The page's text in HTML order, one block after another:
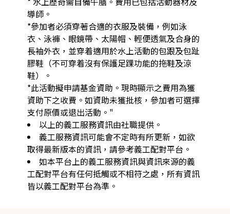
導師。
*參加者必須穿著合適的衣服及裝備，例如泳
衣、泳褲、眼鏡帶、太陽帽、輕便透氣及合身的
長袖外衣，並穿着適用於水上活動的包跟及包趾
膠鞋（不可穿着沒有保護足踝功能的拖鞋及涼
鞋）。
*此活動擬申請基金資助。現時顯示之費用為獲
資助下之收費。如資助未獲批核，參加者可選擇
支付原價或退出活動。"
以上的義工服務資訊由社職提供。
義工服務資訊可能會不定時有所更新，如欲
取得最新版本的資訊，請參考義工配對平台。
如本平台上的義工服務資訊與資訊來源的義
工配對平台有任何抵觸或不相符之處，所有資訊
皆以義工配對平台為準。